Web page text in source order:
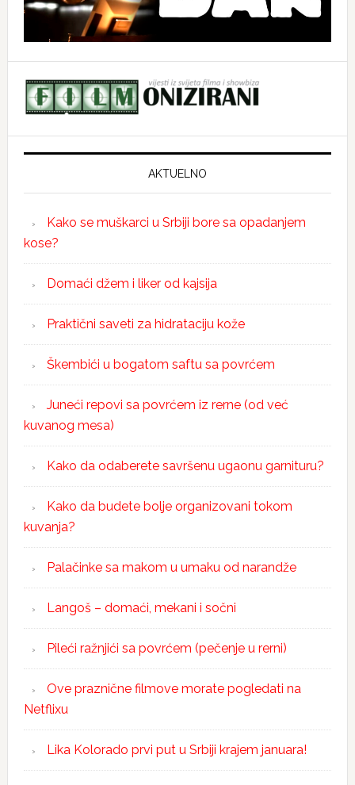
AKTUELNO
Kako se muškarci u Srbiji bore sa opadanjem
kose?
Domaći džem i liker od kajsija
Praktični saveti za hidrataciju kože
Škembići u bogatom saftu sa povrćem
Juneći repovi sa povrćem iz rerne (od već
kuvanog mesa)
Kako da odaberete savršenu ugaonu garnituru?
Kako da budete bolje organizovani tokom
kuvanja?
Palačinke sa makom u umaku od narandže
Langoš – domaći, mekani i sočni
Pileći ražnjići sa povrćem (pečenje u rerni)
Ove praznične filmove morate pogledati na
Netflixu
Lika Kolorado prvi put u Srbiji krajem januara!